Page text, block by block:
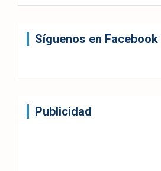
Síguenos en Facebook
Publicidad